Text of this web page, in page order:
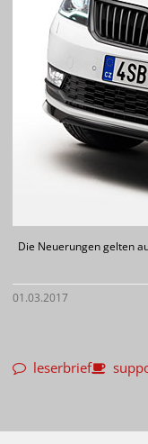
Die Neuerungen gelten
01.03.2017
leserbrief